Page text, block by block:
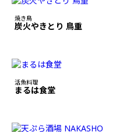
焼き鳥
炭火やきとり 鳥重
活魚料理
まるは食堂